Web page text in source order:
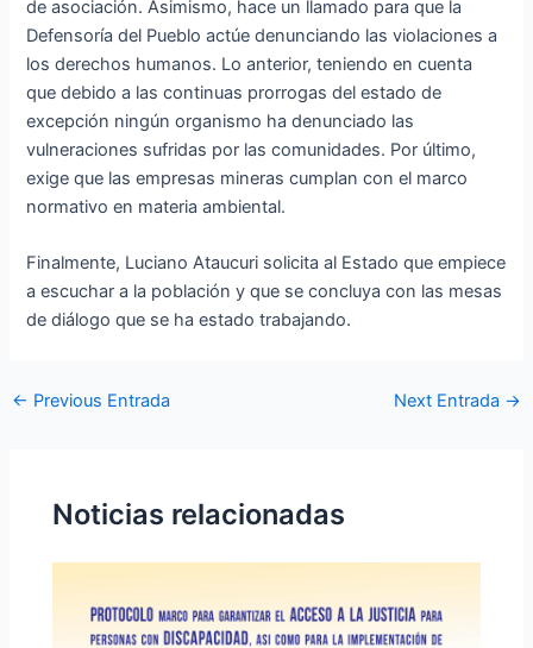
de asociación. Asimismo, hace un llamado para que la
Defensoría del Pueblo actúe denunciando las violaciones a
los derechos humanos. Lo anterior, teniendo en cuenta
que debido a las continuas prorrogas del estado de
excepción ningún organismo ha denunciado las
vulneraciones sufridas por las comunidades. Por último,
exige que las empresas mineras cumplan con el marco
normativo en materia ambiental.
Finalmente, Luciano Ataucuri solicita al Estado que empiece
a escuchar a la población y que se concluya con las mesas
de diálogo que se ha estado trabajando.
← Previous Entrada Next Entrada →
Noticias relacionadas